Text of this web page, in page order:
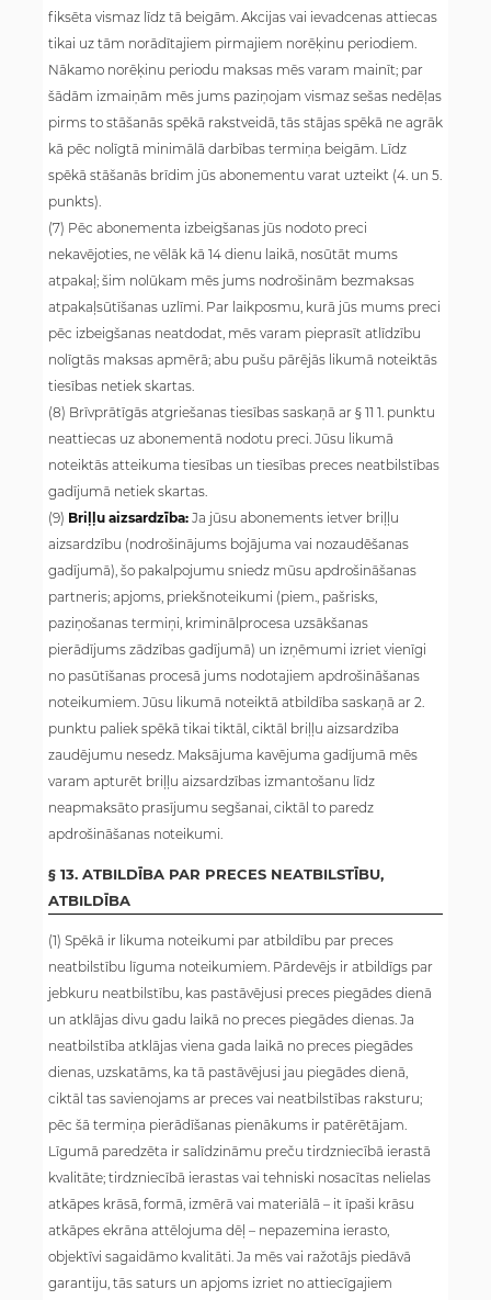
fiksēta vismaz līdz tā beigām. Akcijas vai ievadcenas attiecas
tikai uz tām norādītajiem pirmajiem norēķinu periodiem.
Nākamo norēķinu periodu maksas mēs varam mainīt; par
šādām izmaiņām mēs jums paziņojam vismaz sešas nedēļas
pirms to stāšanās spēkā rakstveidā, tās stājas spēkā ne agrāk
kā pēc nolīgtā minimālā darbības termiņa beigām. Līdz
spēkā stāšanās brīdim jūs abonementu varat uzteikt (4. un 5.
punkts).
(7) Pēc abonementa izbeigšanas jūs nodoto preci
nekavējoties, ne vēlāk kā 14 dienu laikā, nosūtāt mums
atpakaļ; šim nolūkam mēs jums nodrošinām bezmaksas
atpakaļsūtīšanas uzlīmi. Par laikposmu, kurā jūs mums preci
pēc izbeigšanas neatdodat, mēs varam pieprasīt atlīdzību
nolīgtās maksas apmērā; abu pušu pārējās likumā noteiktās
tiesības netiek skartas.
(8) Brīvprātīgās atgriešanas tiesības saskaņā ar § 11 1. punktu
neattiecas uz abonementā nodotu preci. Jūsu likumā
noteiktās atteikuma tiesības un tiesības preces neatbilstības
gadījumā netiek skartas.
(9) Briļļu aizsardzība: Ja jūsu abonements ietver briļļu
aizsardzību (nodrošinājums bojājuma vai nozaudēšanas
gadījumā), šo pakalpojumu sniedz mūsu apdrošināšanas
partneris; apjoms, priekšnoteikumi (piem., pašrisks,
paziņošanas termiņi, kriminālprocesa uzsākšanas
pierādījums zādzības gadījumā) un izņēmumi izriet vienīgi
no pasūtīšanas procesā jums nodotajiem apdrošināšanas
noteikumiem. Jūsu likumā noteiktā atbildība saskaņā ar 2.
punktu paliek spēkā tikai tiktāl, ciktāl briļļu aizsardzība
zaudējumu nesedz. Maksājuma kavējuma gadījumā mēs
varam apturēt briļļu aizsardzības izmantošanu līdz
neapmaksāto prasījumu segšanai, ciktāl to paredz
apdrošināšanas noteikumi.
§ 13. ATBILDĪBA PAR PRECES NEATBILSTĪBU,
ATBILDĪBA
(1) Spēkā ir likuma noteikumi par atbildību par preces
neatbilstību līguma noteikumiem. Pārdevējs ir atbildīgs par
jebkuru neatbilstību, kas pastāvējusi preces piegādes dienā
un atklājas divu gadu laikā no preces piegādes dienas. Ja
neatbilstība atklājas viena gada laikā no preces piegādes
dienas, uzskatāms, ka tā pastāvējusi jau piegādes dienā,
ciktāl tas savienojams ar preces vai neatbilstības raksturu;
pēc šā termiņa pierādīšanas pienākums ir patērētājam.
Līgumā paredzēta ir salīdzināmu preču tirdzniecībā ierastā
kvalitāte; tirdzniecībā ierastas vai tehniski nosacītas nelielas
atkāpes krāsā, formā, izmērā vai materiālā – it īpaši krāsu
atkāpes ekrāna attēlojuma dēļ – nepazemina ierasto,
objektīvi sagaidāmo kvalitāti. Ja mēs vai ražotājs piedāvā
garantiju, tās saturs un apjoms izriet no attiecīgajiem